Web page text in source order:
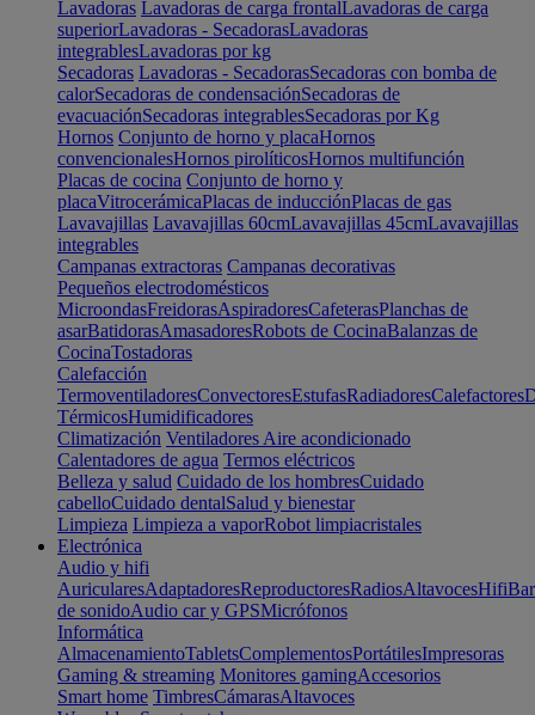
Lavadoras Lavadoras de carga frontalLavadoras de carga
superiorLavadoras - SecadorasLavadoras
integrablesLavadoras por kg
Secadoras Lavadoras - SecadorasSecadoras con bomba de
calorSecadoras de condensaciónSecadoras de
evacuaciónSecadoras integrablesSecadoras por Kg
Hornos Conjunto de horno y placaHornos
convencionalesHornos pirolíticosHornos multifunción
Placas de cocina Conjunto de horno y
placaVitrocerámicaPlacas de inducciónPlacas de gas
Lavavajillas Lavavajillas 60cmLavavajillas 45cmLavavajillas
integrables
Campanas extractoras Campanas decorativas
Pequeños electrodomésticos
MicroondasFreidorasAspiradoresCafeterasPlanchas de
asarBatidorasAmasadoresRobots de CocinaBalanzas de
CocinaTostadoras
Calefacción
TermoventiladoresConvectoresEstufasRadiadoresCalefactores
TérmicosHumidificadores
Climatización Ventiladores Aire acondicionado
Calentadores de agua Termos eléctricos
Belleza y salud Cuidado de los hombresCuidado
cabelloCuidado dentalSalud y bienestar
Limpieza Limpieza a vaporRobot limpiacristales
Electrónica
Audio y hifi
AuricularesAdaptadoresReproductoresRadiosAltavocesHifi
de sonidoAudio car y GPSMicrófonos
Informática
AlmacenamientoTabletsComplementosPortátilesImpresoras
Gaming & streaming Monitores gamingAccesorios
Smart home TimbresCámarasAltavoces